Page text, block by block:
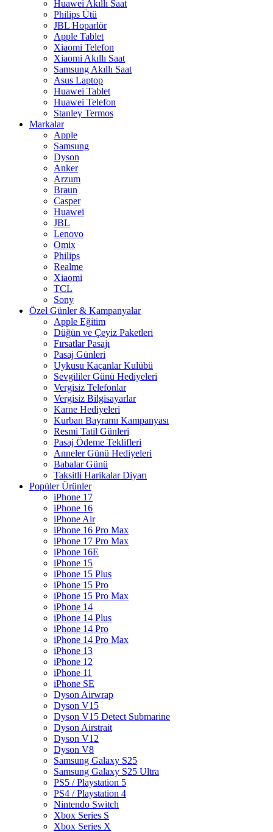
Huawei Akıllı Saat
Philips Ütü
JBL Hoparlör
Apple Tablet
Xiaomi Telefon
Xiaomi Akıllı Saat
Samsung Akıllı Saat
Asus Laptop
Huawei Tablet
Huawei Telefon
Stanley Termos
Markalar
Apple
Samsung
Dyson
Anker
Arzum
Braun
Casper
Huawei
JBL
Lenovo
Omix
Philips
Realme
Xiaomi
TCL
Sony
Özel Günler & Kampanyalar
Apple Eğitim
Düğün ve Çeyiz Paketleri
Fırsatlar Pasajı
Pasaj Günleri
Uykusu Kaçanlar Kulübü
Sevgililer Günü Hediyeleri
Vergisiz Telefonlar
Vergisiz Bilgisayarlar
Karne Hediyeleri
Kurban Bayramı Kampanyası
Resmi Tatil Günleri
Pasaj Ödeme Teklifleri
Anneler Günü Hediyeleri
Babalar Günü
Taksitli Harikalar Diyarı
Popüler Ürünler
iPhone 17
iPhone 16
iPhone Air
iPhone 16 Pro Max
iPhone 17 Pro Max
iPhone 16E
iPhone 15
iPhone 15 Plus
iPhone 15 Pro
iPhone 15 Pro Max
iPhone 14
iPhone 14 Plus
iPhone 14 Pro
iPhone 14 Pro Max
iPhone 13
iPhone 12
iPhone 11
iPhone SE
Dyson Airwrap
Dyson V15
Dyson V15 Detect Submarine
Dyson Airstrait
Dyson V12
Dyson V8
Samsung Galaxy S25
Samsung Galaxy S25 Ultra
PS5 / Playstation 5
PS4 / Playstation 4
Nintendo Switch
Xbox Series S
Xbox Series X